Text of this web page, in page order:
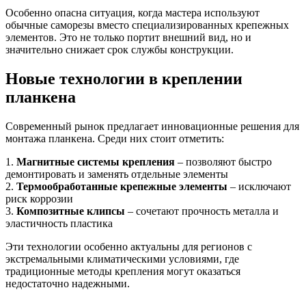
Особенно опасна ситуация, когда мастера используют
обычные саморезы вместо специализированных крепежных
элементов. Это не только портит внешний вид, но и
значительно снижает срок службы конструкции.
Новые технологии в креплении
планкена
Современный рынок предлагает инновационные решения для
монтажа планкена. Среди них стоит отметить:
1. Магнитные системы крепления – позволяют быстро
демонтировать и заменять отдельные элементы
2. Термообработанные крепежные элементы – исключают
риск коррозии
3. Композитные клипсы – сочетают прочность металла и
эластичность пластика
Эти технологии особенно актуальны для регионов с
экстремальными климатическими условиями, где
традиционные методы крепления могут оказаться
недостаточно надежными.